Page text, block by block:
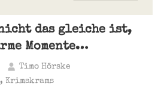
das gleiche ist,
Momente…
Timo Hörske
, Krimskrams